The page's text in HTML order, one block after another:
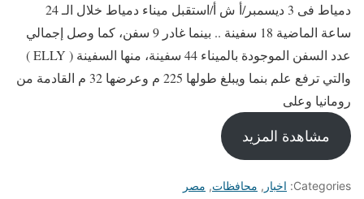
دمياط فى 3 ديسمبر/أ ش أ/استقبل ميناء دمياط خلال الـ 24
ساعة الماضية 18 سفينة .. بينما غادر 9 سفن، كما وصل إجمالي
عدد السفن الموجودة بالميناء 44 سفينة، منها السفينة ( ELLY )
والتي ترفع علم بنما ويبلغ طولها 225 م وعرضها 32 م القادمة من
رومانيا وعلى
مشاهدة المزيد
Categories: اخبار , محافظات, مصر